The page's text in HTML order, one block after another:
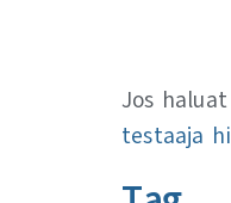
Jos
testaaja